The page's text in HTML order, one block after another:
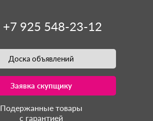
+7 925 548-23-12
Доска объявлений
Заявка скупщику
Подержанные товары
с гарантией